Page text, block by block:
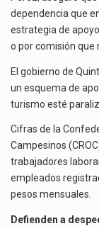
dependencia que
estrategia de
o por comisión que
El gobierno de
un esquema de
turismo esté
Cifras de la
Campesinos
trabajadores
empleados
pesos mensuales.
Defienden a